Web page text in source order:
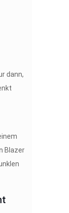
dann,